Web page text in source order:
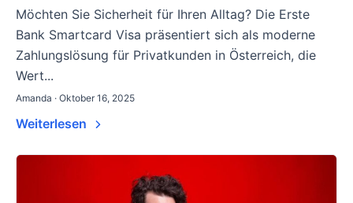
Möchten Sie Sicherheit für Ihren Alltag? Die Erste
Bank Smartcard Visa präsentiert sich als moderne
Zahlungslösung für Privatkunden in Österreich, die
Wert...
Amanda · Oktober 16, 2025
Weiterlesen